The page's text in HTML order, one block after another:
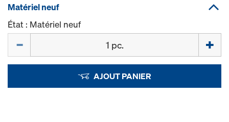
Matériel neuf
État : Matériel neuf
AJOUT PANIER